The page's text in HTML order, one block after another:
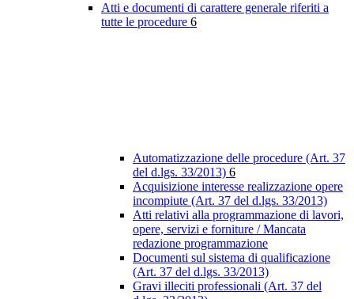
Atti e documenti di carattere generale riferiti a
tutte le procedure 6
Automatizzazione delle procedure (Art. 37
del d.lgs. 33/2013) 6
Acquisizione interesse realizzazione opere
incompiute (Art. 37 del d.lgs. 33/2013)
Atti relativi alla programmazione di lavori,
opere, servizi e forniture / Mancata
redazione programmazione
Documenti sul sistema di qualificazione
(Art. 37 del d.lgs. 33/2013)
Gravi illeciti professionali (Art. 37 del